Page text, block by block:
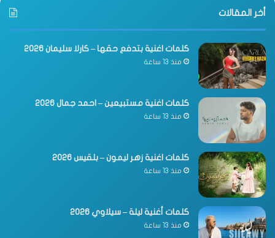
أخر المقالات
كلمات اغنية بتدفع حقها – كارلا سليمان 2026
منذ 13 ساعة
كلمات اغنية مستبيعين – احمد جمال 2026
منذ 13 ساعة
كلمات اغنية زهر ليمون – بلقيس 2026
منذ 13 ساعة
كلمات أغنية ليلة – سيلاوي 2026
منذ 13 ساعة